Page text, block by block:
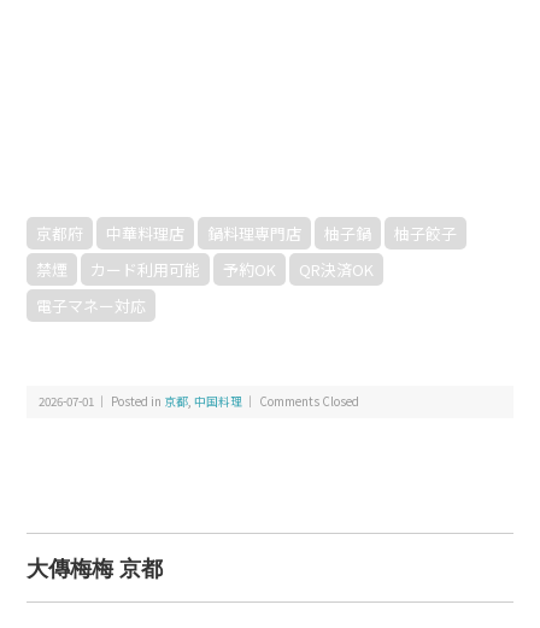
京都府 中華料理店 鍋料理専門店 柚子鍋
柚子餃子
禁煙
カード利用可能 予約OK
QR決済OK
電子マネー対応
2026-07-01 ｜ Posted in 京都 ,中国料理 ｜ Comments Closed
大傳梅梅 京都